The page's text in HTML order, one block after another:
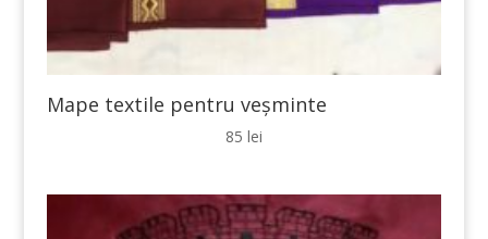
Mape textile pentru veșminte
85 lei